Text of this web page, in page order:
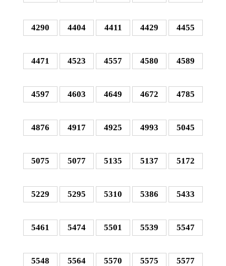
4290 4404 4411 4429 4455
4471 4523 4557 4580 4589
4597 4603 4649 4672 4785
4876 4917 4925 4993 5045
5075 5077 5135 5137 5172
5229 5295 5310 5386 5433
5461 5474 5501 5539 5547
5548 5564 5570 5575 5577